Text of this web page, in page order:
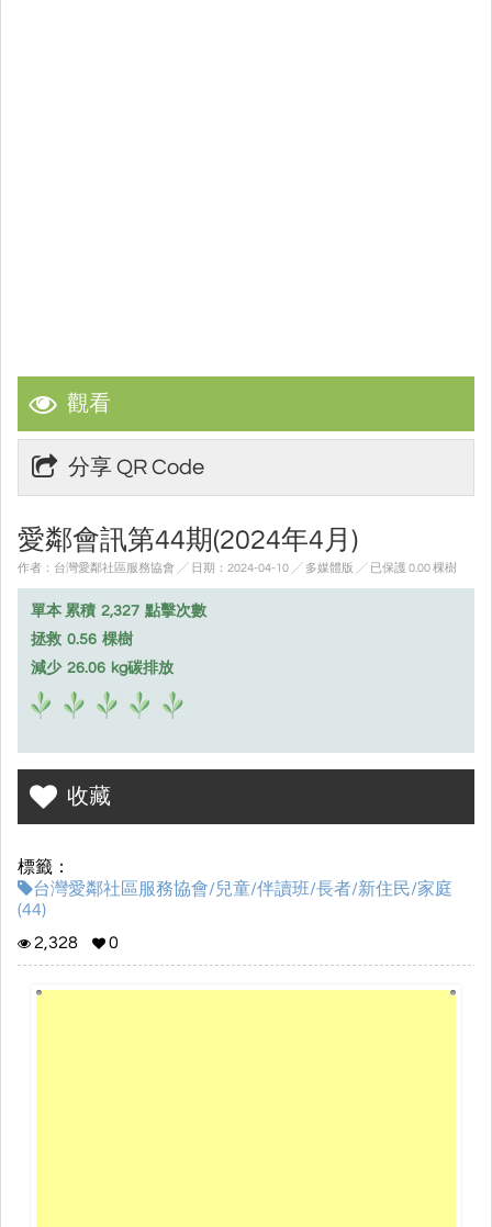
觀看
分享 QR Code
愛鄰會訊第44期(2024年4月)
作者：台灣愛鄰社區服務協會 ╱ 日期：2024-04-10 ╱ 多媒體版 ╱ 已保護 0.00 棵樹
單本 累積 2,327 點擊次數
拯救 0.56 棵樹
減少 26.06 kg碳排放
收藏
標籤：
台灣愛鄰社區服務協會/兒童/伴讀班/長者/新住民/家庭
(44)
2,328
0